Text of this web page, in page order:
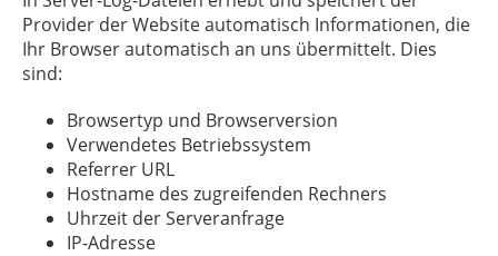
Provider der Website automatisch Informationen, die
Ihr Browser automatisch an uns übermittelt. Dies
sind:
Browsertyp und Browserversion
Verwendetes Betriebssystem
Referrer URL
Hostname des zugreifenden Rechners
Uhrzeit der Serveranfrage
IP-Adresse